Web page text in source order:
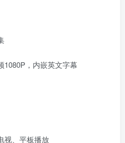
1080P，内嵌英文字幕
视、平板播放